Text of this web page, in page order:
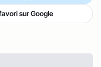
sur Google